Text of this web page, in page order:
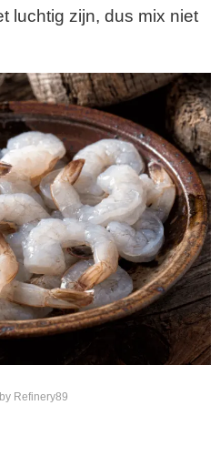
luchtig zijn, dus mix niet
Refinery89